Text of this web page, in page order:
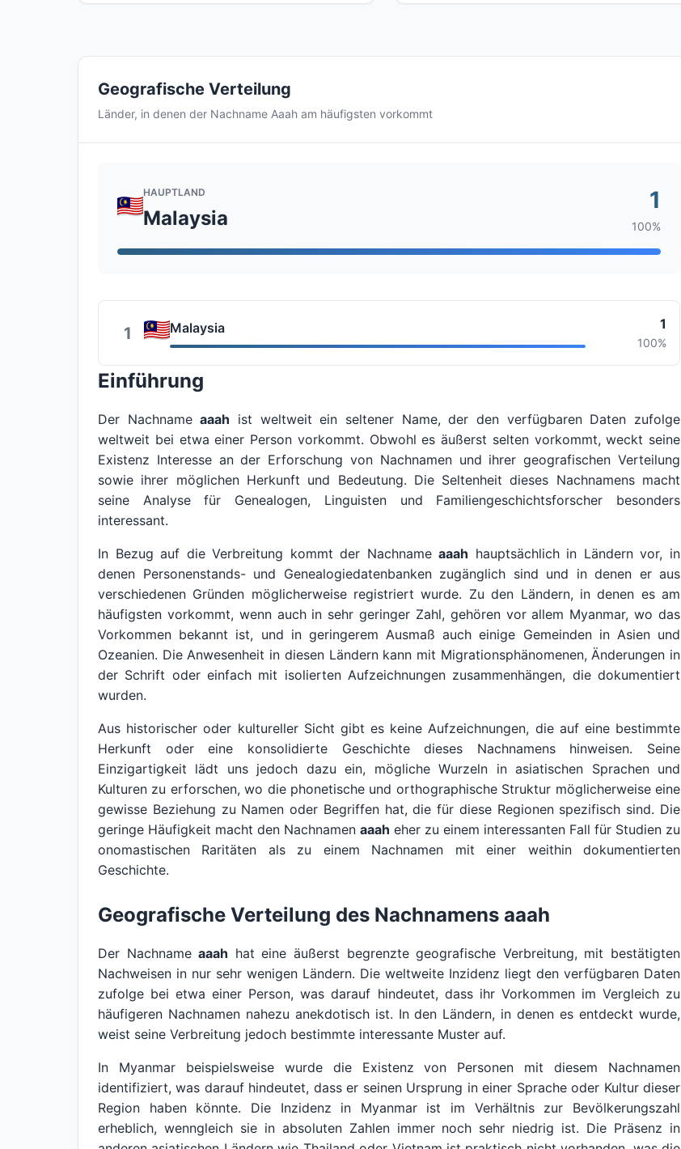
Geografische Verteilung
Länder, in denen der Nachname Aaah am häufigsten vorkommt
HAUPTLAND
Malaysia
1
100%
1 Malaysia 1
100%
Einführung
Der Nachnameaaah ist weltweit ein seltener Name, der den verfügbaren Daten zufolge
weltweit bei etwa einer Person vorkommt. Obwohl es äußerst selten vorkommt, weckt seine
Existenz Interesse an der Erforschung von Nachnamen und ihrer geografischen Verteilung
sowie ihrer möglichen Herkunft und Bedeutung. Die Seltenheit dieses Nachnamens macht
seine Analyse für Genealogen, Linguisten und Familiengeschichtsforscher besonders
interessant.
In Bezug auf die Verbreitung kommt der Nachnameaaah hauptsächlich in Ländern vor, in
denen Personenstands- und Genealogiedatenbanken zugänglich sind und in denen er aus
verschiedenen Gründen möglicherweise registriert wurde. Zu den Ländern, in denen es am
häufigsten vorkommt, wenn auch in sehr geringer Zahl, gehören vor allem Myanmar, wo das
Vorkommen bekannt ist, und in geringerem Ausmaß auch einige Gemeinden in Asien und
Ozeanien. Die Anwesenheit in diesen Ländern kann mit Migrationsphänomenen, Änderungen in
der Schrift oder einfach mit isolierten Aufzeichnungen zusammenhängen, die dokumentiert
wurden.
Aus historischer oder kultureller Sicht gibt es keine Aufzeichnungen, die auf eine bestimmte
Herkunft oder eine konsolidierte Geschichte dieses Nachnamens hinweisen. Seine
Einzigartigkeit lädt uns jedoch dazu ein, mögliche Wurzeln in asiatischen Sprachen und
Kulturen zu erforschen, wo die phonetische und orthographische Struktur möglicherweise eine
gewisse Beziehung zu Namen oder Begriffen hat, die für diese Regionen spezifisch sind. Die
geringe Häufigkeit macht den Nachnamen aaah eher zu einem interessanten Fall für Studien zu
onomastischen Raritäten als zu einem Nachnamen mit einer weithin dokumentierten
Geschichte.
Geografische Verteilung des Nachnamens aaah
Der Nachnameaaah hat eine äußerst begrenzte geografische Verbreitung, mit bestätigten
Nachweisen in nur sehr wenigen Ländern. Die weltweite Inzidenz liegt den verfügbaren Daten
zufolge bei etwa einer Person, was darauf hindeutet, dass ihr Vorkommen im Vergleich zu
häufigeren Nachnamen nahezu anekdotisch ist. In den Ländern, in denen es entdeckt wurde,
weist seine Verbreitung jedoch bestimmte interessante Muster auf.
In Myanmar beispielsweise wurde die Existenz von Personen mit diesem Nachnamen
identifiziert, was darauf hindeutet, dass er seinen Ursprung in einer Sprache oder Kultur dieser
Region haben könnte. Die Inzidenz in Myanmar ist im Verhältnis zur Bevölkerungszahl
erheblich, wenngleich sie in absoluten Zahlen immer noch sehr niedrig ist. Die Präsenz in